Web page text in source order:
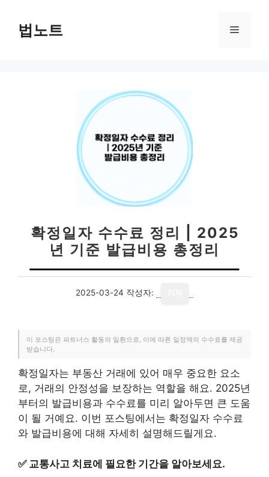
법노트 메
확정일자 수수료 정리 | 2025
년 기준 발급비용 총정리
2025-03-24 작성자:
이 포스팅은 파트너스 활동의 일환으로, 이에 따른 일정액의 수수료를 제공
받습니다.
확정일자는 부동산 거래에 있어 매우 중요한 요소
로, 거래의 안정성을 보장하는 역할을 해요. 2025년
부터의 발급비용과 수수료를 미리 알아두면 큰 도움
이 될 거예요. 이번 포스팅에서는 확정일자 수수료
와 발급비용에 대해 자세히 설명해드릴게요.
✅ 교통사고 치료에 필요한 기간을 알아보세요.